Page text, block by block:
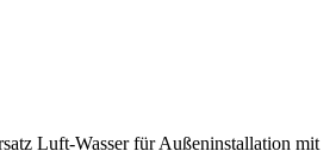
Luft-Wasser für Außeninstallation mit